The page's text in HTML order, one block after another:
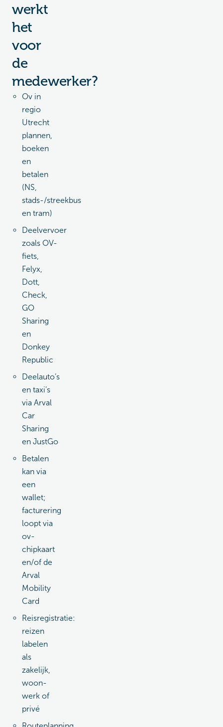
werkt
het
voor
de
medewerker?
Ov in
regio
Utrecht
plannen,
boeken
en
betalen
(NS,
stads-/streekbus
en tram)
Deelvervoer
zoals OV-
fiets,
Felyx,
Dott,
Check,
GO
Sharing
en
Donkey
Republic
Deelauto’s
en taxi’s
via Arval
Car
Sharing
en JustGo
Betalen
kan via
een
wallet;
facturering
loopt via
ov-
chipkaart
en/of de
Arval
Mobility
Card
Reisregistratie:
reizen
labelen
als
zakelijk,
woon-
werk of
privé